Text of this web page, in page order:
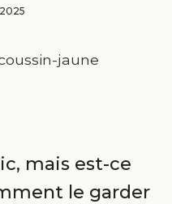
mais est-ce
le garder